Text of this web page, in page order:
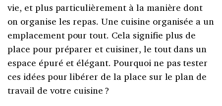
vie, et plus particulièrement à la manière dont
on organise les repas. Une cuisine organisée a un
emplacement pour tout. Cela signifie plus de
place pour préparer et cuisiner, le tout dans un
espace épuré et élégant. Pourquoi ne pas tester
ces idées pour libérer de la place sur le plan de
travail de votre cuisine ?